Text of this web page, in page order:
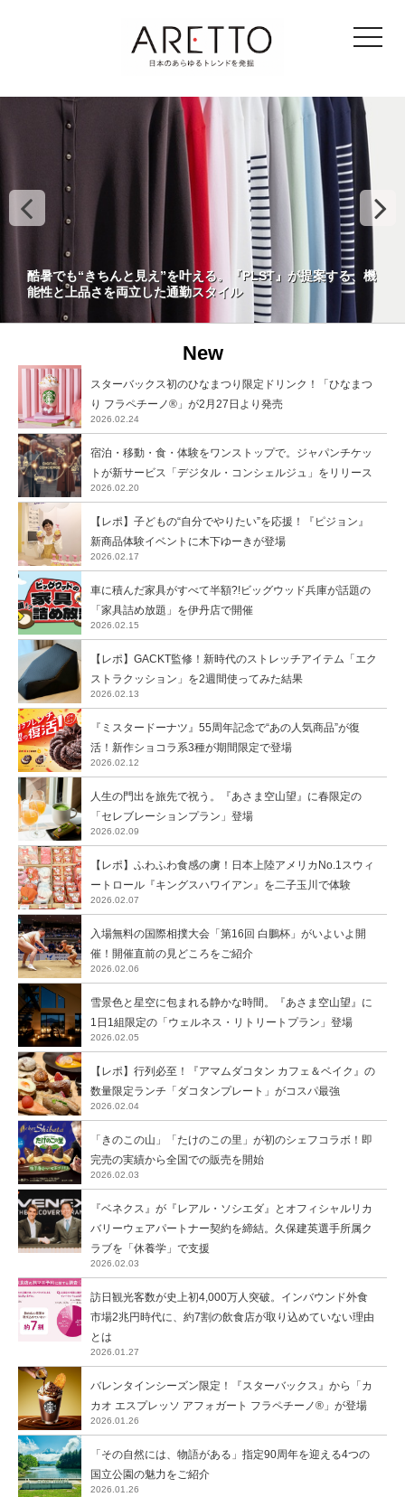
toggle
酷暑でも“きちんと見え”を叶える。『PLST』が提案する、機
能性と上品さを両立した通勤スタイル
New
スターバックス初のひなまつり限定ドリンク！「ひなまつ
り フラペチーノ®」が2月27日より発売
2026.02.24
宿泊・移動・食・体験をワンストップで。ジャパンチケッ
トが新サービス「デジタル・コンシェルジュ」をリリース
2026.02.20
【レポ】子どもの“自分でやりたい”を応援！『ピジョン』
新商品体験イベントに木下ゆーきが登場
2026.02.17
車に積んだ家具がすべて半額?!ビッグウッド兵庫が話題の
「家具詰め放題」を伊丹店で開催
2026.02.15
【レポ】GACKT監修！新時代のストレッチアイテム「エク
ストラクッション」を2週間使ってみた結果
2026.02.13
『ミスタードーナツ』55周年記念で“あの人気商品”が復
活！新作ショコラ系3種が期間限定で登場
2026.02.12
人生の門出を旅先で祝う。『あさま空山望』に春限定の
「セレブレーションプラン」登場
2026.02.09
【レポ】ふわふわ食感の虜！日本上陸アメリカNo.1スウィ
ートロール『キングスハワイアン』を二子玉川で体験
2026.02.07
入場無料の国際相撲大会「第16回 白鵬杯」がいよいよ開
催！開催直前の見どころをご紹介
2026.02.06
雪景色と星空に包まれる静かな時間。『あさま空山望』に
1日1組限定の「ウェルネス・リトリートプラン」登場
2026.02.05
【レポ】行列必至！『アマムダコタン カフェ＆ベイク』の
数量限定ランチ「ダコタンプレート」がコスパ最強
2026.02.04
「きのこの山」「たけのこの里」が初のシェフコラボ！即
完売の実績から全国での販売を開始
2026.02.03
『ベネクス』が『レアル・ソシエダ』とオフィシャルリカ
バリーウェアパートナー契約を締結。久保建英選手所属ク
ラブを「休養学」で支援
2026.02.03
訪日観光客数が史上初4,000万人突破。インバウンド外食
市場2兆円時代に、約7割の飲食店が取り込めていない理由
とは
2026.01.27
バレンタインシーズン限定！『スターバックス』から「カ
カオ エスプレッソ アフォガート フラペチーノ®」が登場
2026.01.26
「その自然には、物語がある」指定90周年を迎える4つの
国立公園の魅力をご紹介
2026.01.26